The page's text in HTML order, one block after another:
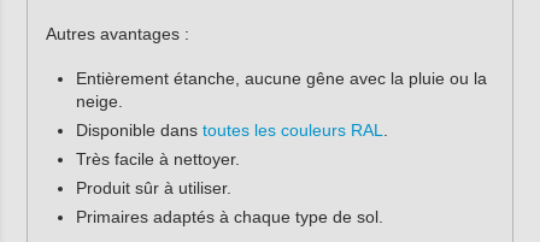
Autres avantages :
Entièrement étanche, aucune gêne avec la pluie ou la
neige.
Disponible dans toutes les couleurs RAL
Très facile à nettoyer.
Produit sûr à utiliser.
Primaires adaptés à chaque type de sol.